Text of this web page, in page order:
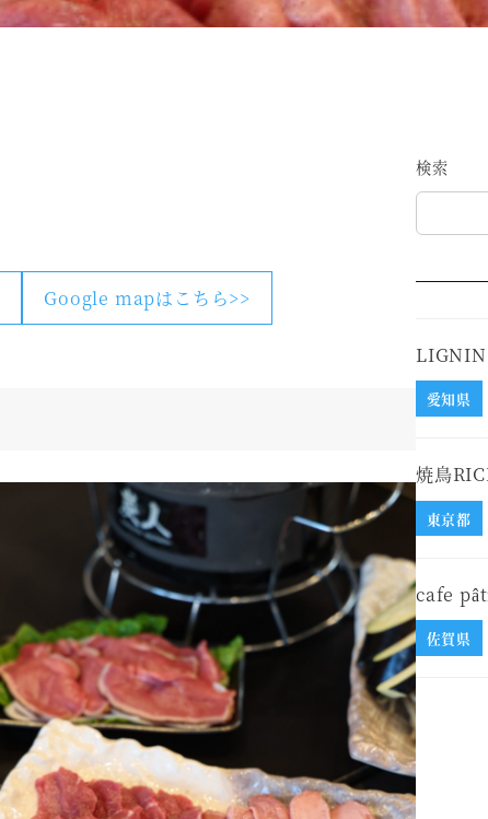
Google mapはこちら>>
検索
LIGNIN
愛知県
焼鳥
東京都
cafe
佐賀県